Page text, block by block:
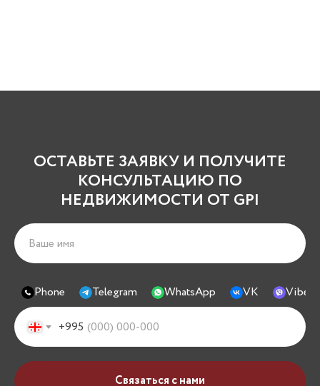
ОСТАВЬТЕ ЗАЯВКУ И ПОЛУЧИТЕ
КОНСУЛЬТАЦИЮ ПО
НЕДВИЖИМОСТИ ОТ GPI
Phone Telegram WhatsApp VK Viber
+995
Связаться с нами